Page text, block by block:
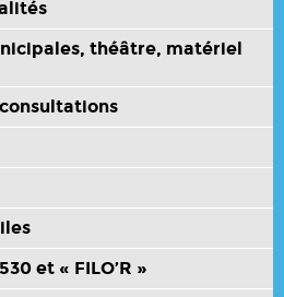
théâtre, matériel
et « FILO’R »